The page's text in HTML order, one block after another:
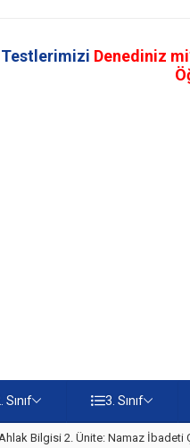
Testlerimizi Denediniz
Sınıf 3. Sınıf
Ünite Testi – Online Çöz